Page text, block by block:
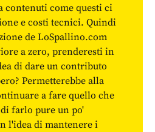
contenuti come questi ci
e costi tecnici. Quindi
de LoSpallino.com
a zero, prenderesti in
di dare un contributo
Permetterebbe alla
a fare quello che
farlo pure un po'
l'idea di mantenere i